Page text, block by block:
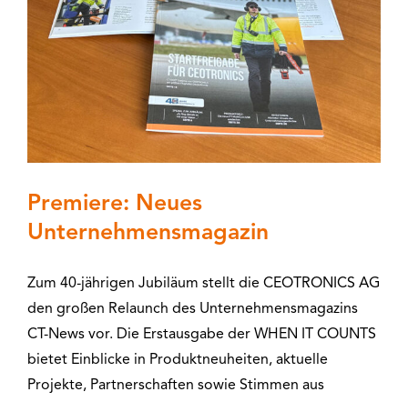
Premiere: Neues
Unternehmensmagazin
Zum 40-jährigen Jubiläum stellt die CEOTRONICS AG
den großen Relaunch des Unternehmensmagazins
CT-News vor. Die Erstausgabe der WHEN IT COUNTS
bietet Einblicke in Produktneuheiten, aktuelle
Projekte, Partnerschaften sowie Stimmen aus